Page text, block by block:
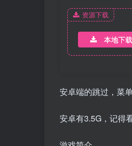
资源下载
本地下载
安卓端的跳过，菜
安卓有3.5G，记得